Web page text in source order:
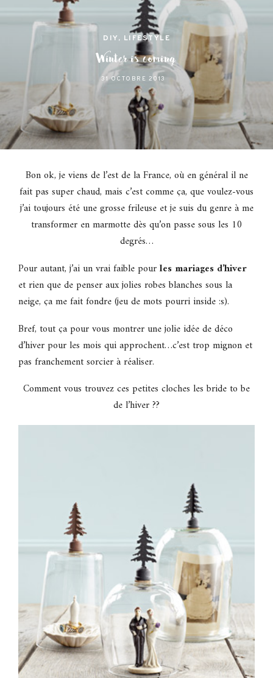
DIY, LIFESTYLE
Winter is coming
31 OCTOBRE 2013
Bon ok, je viens de l’est de la France, où en général il ne
fait pas super chaud, mais c’est comme ça, que voulez-vous
j’ai toujours été une grosse frileuse et je suis du genre à me
transformer en marmotte dès qu’on passe sous les 10
degrés…
Pour autant, j’ai un vrai faible pourles mariages d’hiver
et rien que de penser aux jolies robes blanches sous la
neige, ça me fait fondre (jeu de mots pourri inside :s).
Bref, tout ça pour vous montrer une jolie idée de déco
d’hiver pour les mois qui approchent…c’est trop mignon et
pas franchement sorcier à réaliser.
Comment vous trouvez ces petites cloches les bride to be
de l’hiver ??